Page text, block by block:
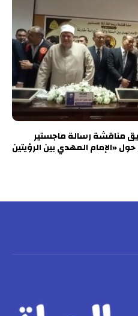
مناقشة رسالة ماجستير
«الإمام المهدي بين الرؤيتين